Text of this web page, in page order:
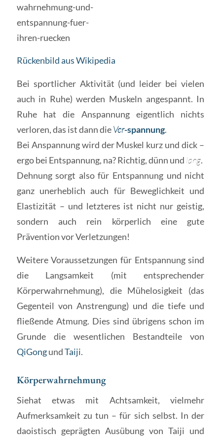
Rückenbild aus Wikipedia
Bei sportlicher Aktivität (und leider bei vielen
auch in Ruhe) werden Muskeln angespannt. In
Ruhe hat die Anspannung eigentlich nichts
verloren, das ist dann dieVer-spannung.
Bei Anspannung wird der Muskel kurz und dick –
ergo bei Entspannung, na? Richtig, dünn und lang.
Dehnung sorgt also für Entspannung und nicht
ganz unerheblich auch für Beweglichkeit und
Elastizität – und letzteres ist nicht nur geistig,
sondern auch rein körperlich eine gute
Prävention vor Verletzungen!
Weitere Voraussetzungen für Entspannung sind
die Langsamkeit (mit entsprechender
Körperwahrnehmung), die Mühelosigkeit (das
Gegenteil von Anstrengung) und die tiefe und
fließende Atmung. Dies sind übrigens schon im
Grunde die wesentlichen Bestandteile von
QiGongundTaiji.
Körperwahrnehmung
Siehat etwas mit Achtsamkeit, vielmehr
Aufmerksamkeit zu tun – für sich selbst. In der
daoistisch geprägten Ausübung von Taiji und